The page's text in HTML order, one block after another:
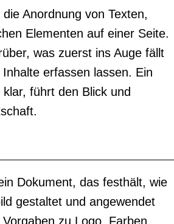
Anordnung von Texten,
Elementen auf einer Seite.
was zuerst ins Auge fällt
erfassen lassen. Ein
führt den Blick und
Dokument, das festhält, wie
gestaltet und angewendet
zu Logo, Farben,